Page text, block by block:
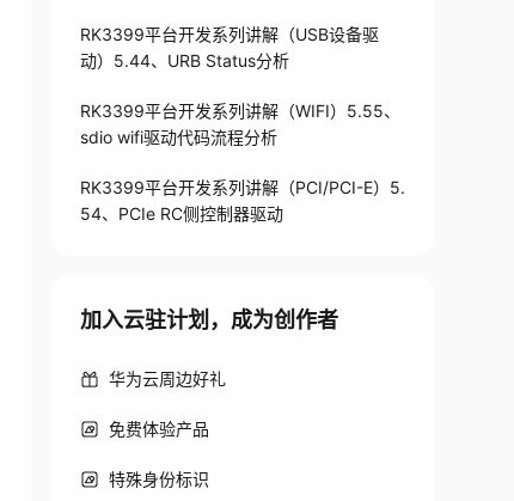
RK3399平台开发系列讲解（USB设备驱
动）5.44、URB Status分析
RK3399平台开发系列讲解（WIFI）5.55、
sdio wifi驱动代码流程分析
RK3399平台开发系列讲解（PCI/PCI-E）5.
54、PCIe RC侧控制器驱动
加入云驻计划，成为创作者
华为云周边好礼
免费体验产品
特殊身份标识